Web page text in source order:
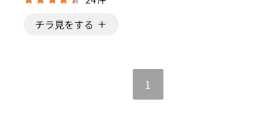
チラ見をする
1